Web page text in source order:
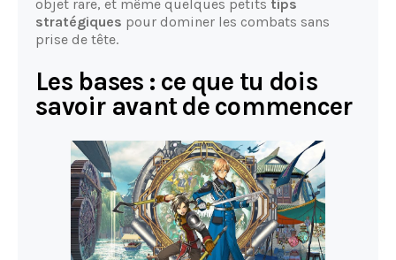
objet rare, et même quelques petits tips
stratégiques pour dominer les combats sans
prise de tête.
Les bases : ce que tu dois
savoir avant de commencer